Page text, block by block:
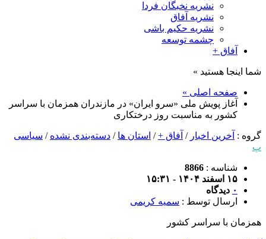
نشریه نخبگان فردا
نشریه آفاق
نشریه حکیم باشی
چشمه توسعه
آفاق +
شما اینجا هستید »
صفحه اصلی »
آغاز پویش ملی «سرو ایران» در مازندران همزمان با سراسر
کشور به مناسبت روز درختکاری
گروه : آخرین اخبار / آفاق +/ استان ها / دسته‌بندی نشده / سیاسی
پ
شناسه : 8866
۱۵ اسفند ۱۴۰۴ - ۱۵:۳۱
۰ دیدگاه
ارسال توسط : سمیه کریمی
همزمان با سراسر کشور